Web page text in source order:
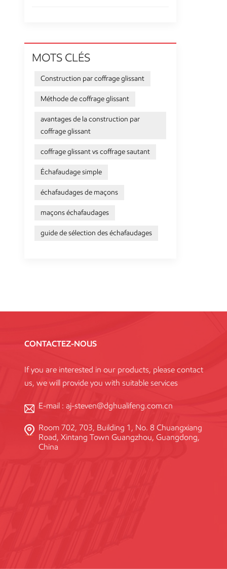
MOTS CLÉS
Construction par coffrage glissant
Méthode de coffrage glissant
avantages de la construction par
coffrage glissant
coffrage glissant vs coffrage sautant
Échafaudage simple
échafaudages de maçons
maçons échafaudages
guide de sélection des échafaudages
CONTACTEZ-NOUS
If you are interested in our products, please contact
us, we will provide you with suitable services
E-mail : aj-steven@dghualifeng.com.cn
Room 702, 703, Building 1, No. 8 Chuangxiang
Road, Xintang Town Guangzhou, Guangdong,
China